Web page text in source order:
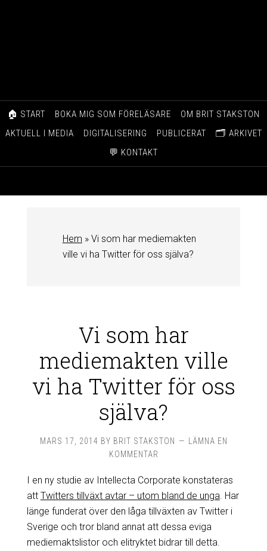
🏠 START BOKA MIG SOM FÖRELÄSARE
OM BRIT STAKSTON
AKTUELL I MEDIA
DIGITALISERING PUBLICERAT
🗂️ ARKIVET
💬 KONTAKT
Hem » Vi som har mediemakten
ville vi ha Twitter för oss själva?
Vi som har
mediemakten ville
vi ha Twitter för oss
själva?
MARS 17, 2014 BY BRIT STAKSTON
LÄMNA EN
KOMMENTAR
I en ny studie av Intellecta Corporate konstateras
att Twitters tillväxt avtar – utom bland de unga . Har
länge funderat över den låga tillväxten av Twitter i
Sverige och tror bland annat att dessa eviga
mediemaktslistor och elitryktet bidrar till detta.